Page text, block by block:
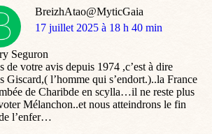
BreizhAtao@MyticGaia
dit
17 juillet 2025 à 18 h 40 min
Seguron
de votre avis depuis 1974 ,c’est à dire
Giscard,( l’homme qui s’endort.)..la France
de Charibde en scylla…il ne reste plus
Mélanchon..et nous atteindrons le fin
l’enfer…